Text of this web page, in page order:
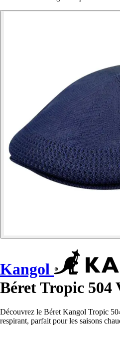
Kangol
Béret Tropic 504
Découvrez le Béret Kangol Tropic
respirant, parfait pour les saisons